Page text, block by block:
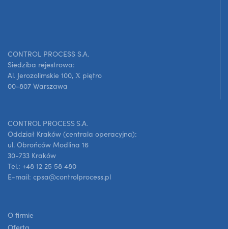
CONTROL PROCESS S.A.
Siedziba rejestrowa:
Al. Jerozolimskie 100, X piętro
00-807 Warszawa
CONTROL PROCESS S.A.
Oddział Kraków (centrala operacyjna):
ul. Obrońców Modlina 16
30-733 Kraków
Tel.: +48 12 25 58 480
E-mail: cpsa@controlprocess.pl
O firmie